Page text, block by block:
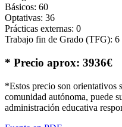
Básicos: 60
Optativas: 36
Prácticas externas: 0
Trabajo fin de Grado (TFG): 6
* Precio aprox: 3936€
*Estos precio son orientativos
comunidad autónoma, puede
administración educativa